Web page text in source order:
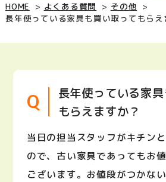
HOME よくある質問
その他
長年使っている家具も買い取ってもらえ
長年使っている家
もらえますか？
当日の担当スタッフがキチン
ので、古い家具であってもお
ございます。お値段がつかな